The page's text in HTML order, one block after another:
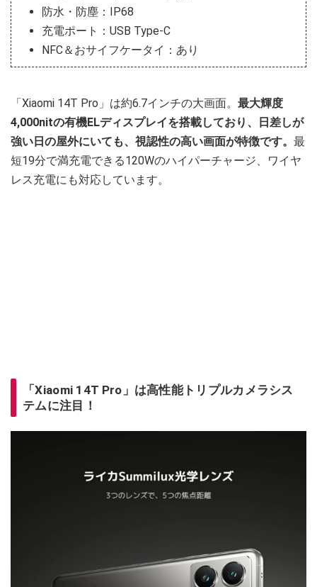
防水・防塵：IP68
充電ポート：USB Type-C
NFC＆おサイフケータイ：あり
「Xiaomi 14T Pro」は約6.7インチの大画面。 最大輝度
4,000nitの有機ELディスプレイを搭載しており、日差しが
強い日の屋外にいても、視認性の高い画面が特徴です。 最
短19分で満充電できる120Wのハイパーチャージ、ワイヤ
レス充電にも対応しています。
「Xiaomi 14T Pro」は高性能トリプルカメラシス
テムに注目！